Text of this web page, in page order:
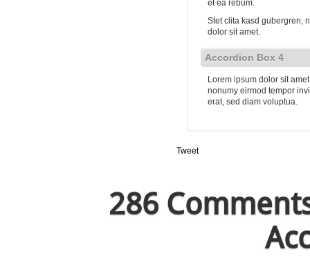
et ea rebum.
Stet clita kasd gubergren,
dolor sit amet.
Accordion Box 4
Lorem ipsum dolor sit
nonumy eirmod tempor
erat, sed diam voluptua.
Tweet
286